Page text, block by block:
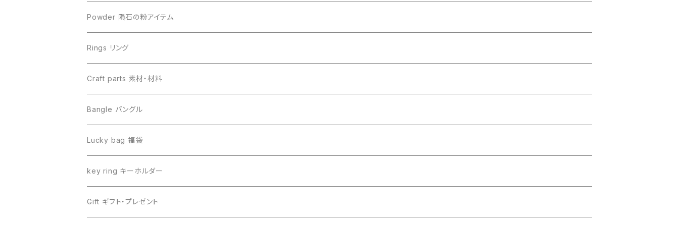
Sericho セリコ
Libyan desert glass リビアングラス
Canyon Diablo キャニオンディアブロ
Imilac イミラック
Henbury ヘンブリー
Dronino ドロニノ
Moldavite モルダバイト
Muonionalusta ムオニオナルスタ
Henbury ヘンブリー
Sericho セリコ
Libyan desert glass リビアングラス
Seymchan セイムチャン
Imilac イミラック
Moldavite モルダバイト
ビーズ単品
Powder 隕石の粉アイテム
Rings リング
Craft parts 素材・材料
Bangle バングル
Lucky bag 福袋
key ring キーホルダー
Gift ギフト・プレゼント